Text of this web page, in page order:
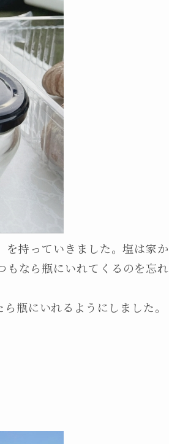
持っていきました。塩は家か
もなら瓶にいれてくるのを忘れ
瓶にいれるようにしました。